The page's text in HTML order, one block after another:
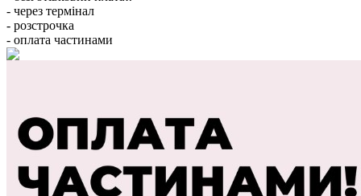
- через термінал
- розстрочка
- оплата частинами